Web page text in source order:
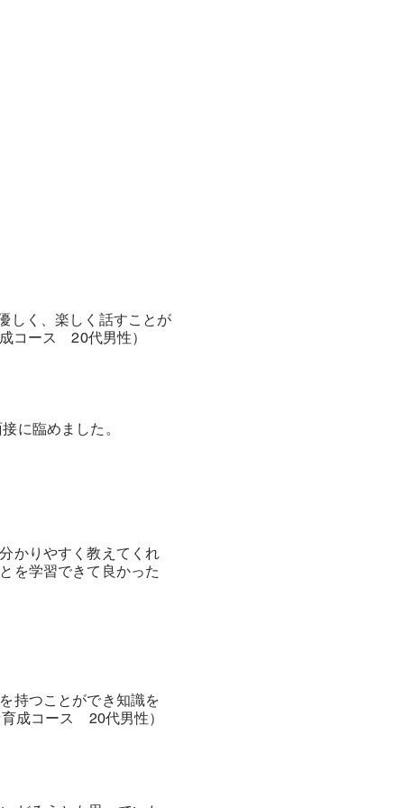
しく、楽しく話すことが
コース 20代男性）
に臨めました。
かりやすく教えてくれ
を学習できて良かった
持つことができ知識を
成コース 20代男性）